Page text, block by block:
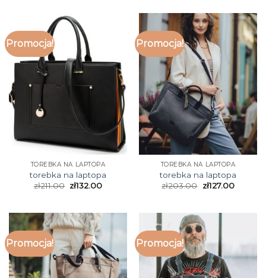
Promocja!
TOREBKA NA LAPTOPA
torebka na laptopa
zł211.00 zł132.00
Promocja!
TOREBKA NA LAPTOPA
torebka na laptopa
zł203.00 zł127.00
Promocja! Promocja!